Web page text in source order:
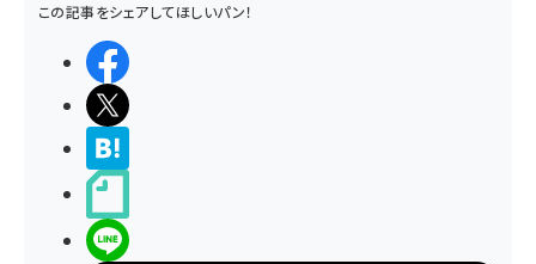
この記事をシェアしてほしいパン！